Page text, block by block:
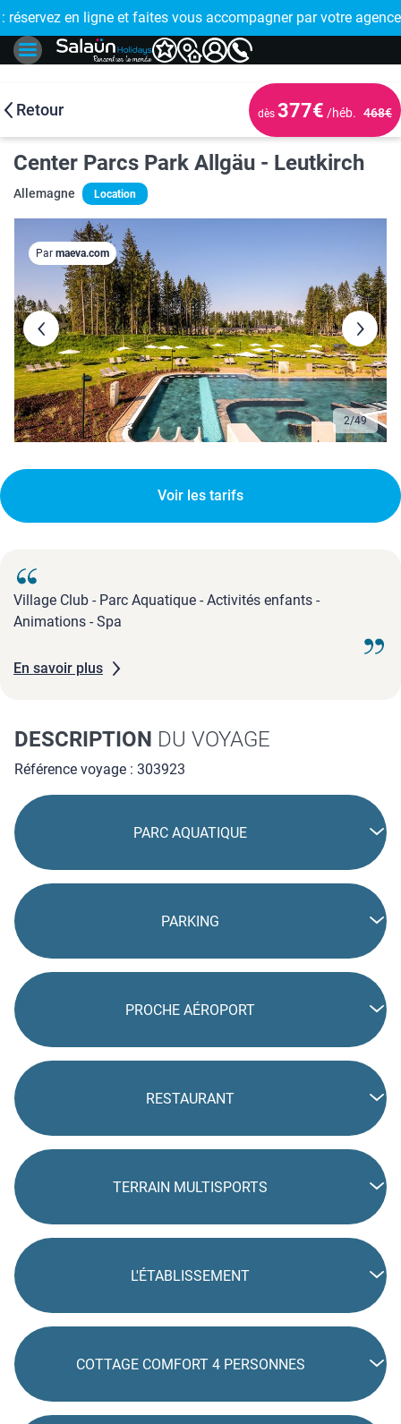
!
: réservez en ligne et faites vous accompagner par votre
🤩
Retour dès 377€ /héb. 468€
Center Parcs Park Allgäu - Leutkirch
Allemagne Location
2/49
Par maeva.com
Voir les tarifs
Village Club - Parc Aquatique - Activités enfants -
Animations - Spa
En savoir plus
DESCRIPTION DU VOYAGE
Référence voyage : 303923
PARC AQUATIQUE
PARKING
PROCHE AÉROPORT
RESTAURANT
TERRAIN MULTISPORTS
L'ÉTABLISSEMENT
COTTAGE COMFORT 4 PERSONNES